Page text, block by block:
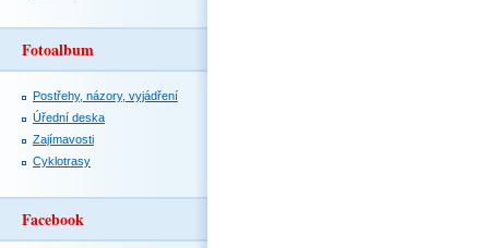
Fotoalbum
Postřehy, názory, vyjádření
Úřední deska
Zajímavosti
Cyklotrasy
Facebook